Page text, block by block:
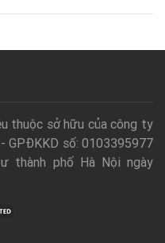
thuộc sở hữu của công ty
GPĐKKD số: 0103395977
thành phố Hà Nội ngày